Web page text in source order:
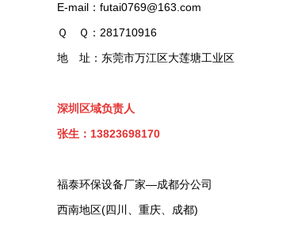
E-mail：futai0769@163.com
Ｑ Ｑ：281710916
地 址：东莞市万江区大莲塘工业区
深圳区域负责人
张生：13823698170
福泰环保设备厂家—成都分公司
西南地区(四川、重庆、成都)